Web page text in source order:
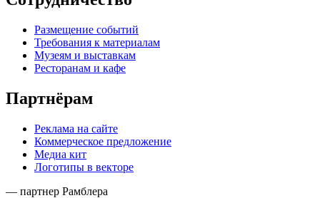
Размещение событий
Требования к материалам
Музеям и выставкам
Ресторанам и кафе
Партнёрам
Реклама на сайте
Коммерческое предложение
Медиа кит
Логотипы в векторе
— партнер Рамблера